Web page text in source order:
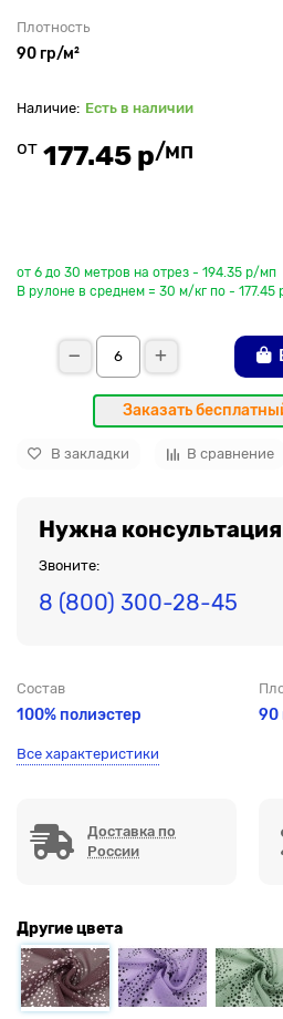
Плотность
90 гр/м²
Есть в наличии
от 177.45 р/мп
от 6 до 30 метров на отрез - 194.35 р/мп
В рулоне в среднем = 30 м/кг по - 177.45
Заказать
В закладки В сравнение
Нужна
Звоните:
8 (800) 300-28-45
Состав
100% полиэстер 90
Все характеристики
Доставка по
России
Другие цвета